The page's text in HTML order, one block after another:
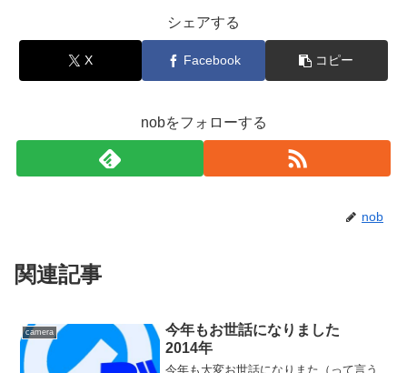
シェアする
X Facebook コピー
nobをフォローする
nob
関連記事
camera
今年もお世話になりました
2014年
今年も大変お世話になりまた（って言う